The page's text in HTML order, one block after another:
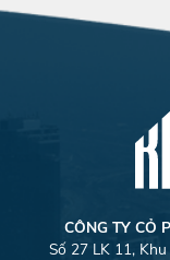
CÔNG TY CỎ
Số 27 LK 11,